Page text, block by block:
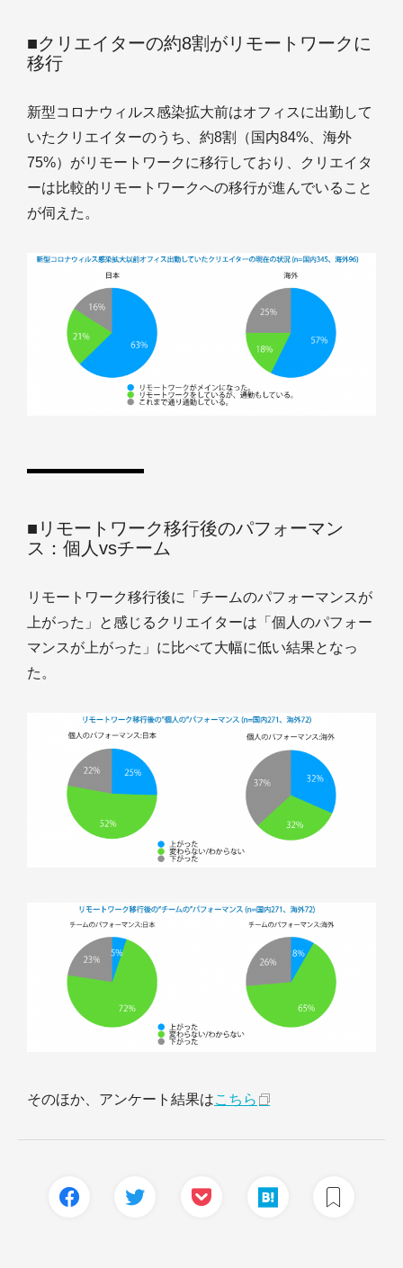
■クリエイターの約8割がリモートワークに
移行
新型コロナウィルス感染拡大前はオフィスに出勤して
いたクリエイターのうち、約8割（国内84%、海外
75%）がリモートワークに移行しており、クリエイタ
ーは比較的リモートワークへの移行が進んでいること
が伺えた。
■リモートワーク移行後のパフォーマン
ス：個人vsチーム
リモートワーク移行後に「チームのパフォーマンスが
上がった」と感じるクリエイターは「個人のパフォー
マンスが上がった」に比べて大幅に低い結果となっ
た。
そのほか、アンケート結果はこちら